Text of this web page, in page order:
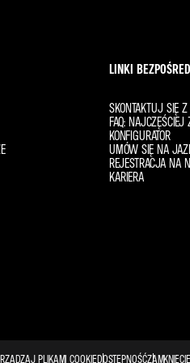
LINKI
SKONTAKTUJ SIĘ
FAQ: NAJCZĘŚCIEJ
KONFIGURATOR
UMÓW SIĘ NA
REJESTRACJA NA
KARIERA
PLIKAMI COOKIEDOSTĘPNOŚĆ